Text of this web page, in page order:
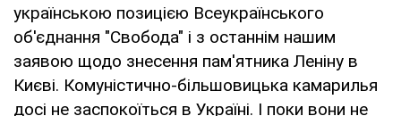
українською позицією Всеукраїнського
об'єднання "Свобода" і з останнім нашим
заявою щодо знесення пам'ятника Леніну в
Києві. Комуністично-більшовицька камарилья
досі не заспокоїться в Україні. І поки вони не